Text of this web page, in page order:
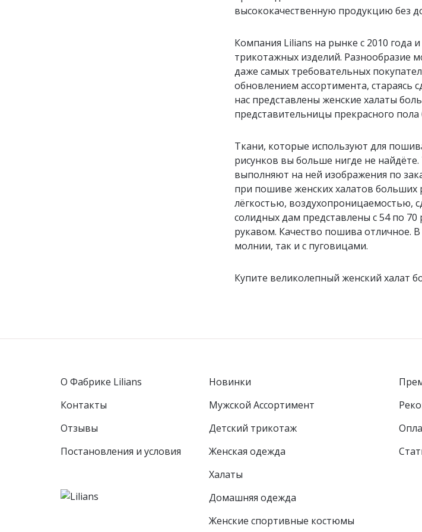
высококачественную продукцию без
Компания Lilians на рынке с 2010 года
трикотажных изделий. Разнообразие
даже самых требовательных
обновлением ассортимента,
нас представлены женские халаты
представительницы прекрасного
Ткани, которые используют для
рисунков вы больше нигде не
выполняют на ней изображения по
при пошиве женских халатов больших
лёгкостью, воздухопроницаемостью,
солидных дам представлены с 54 по
рукавом. Качество пошива отличное.
молнии, так и с пуговицами.
Купите великолепный женский халат
О Фабрике Lilians
Контакты
Отзывы
Постановления и условия
Новинки
Мужской Ассортимент
Детcкий трикотаж
Женская одежда
Халаты
Домашняя одежда
Женские спортивные костюмы